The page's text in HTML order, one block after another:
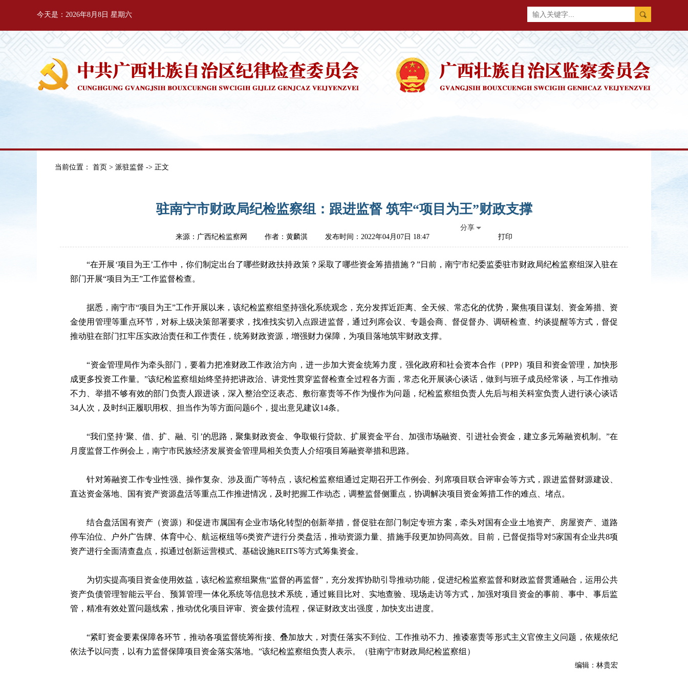
今天是：2026年8月8日 星期六
当前位置： 首页 > 派驻监督 -> 正文
驻南宁市财政局纪检监察组：跟进监督 筑牢“项目为王”财政支撑
来源：广西纪检监察网 作者：黄麟淇 发布时间：2022年04月07日 18:47
分享
打印
“在开展‘项目为王’工作中，你们制定出台了哪些财政扶持政策？采取了哪些资金筹措措施？”日前，南宁市纪委监委驻市财政局纪检监察组深入驻在
部门开展“项目为王”工作监督检查。
据悉，南宁市“项目为王”工作开展以来，该纪检监察组坚持强化系统观念，充分发挥近距离、全天候、常态化的优势，聚焦项目谋划、资金筹措、资
金使用管理等重点环节，对标上级决策部署要求，找准找实切入点跟进监督，通过列席会议、专题会商、督促督办、调研检查、约谈提醒等方式，督促
推动驻在部门扛牢压实政治责任和工作责任，统筹财政资源，增强财力保障，为项目落地筑牢财政支撑。
“资金管理局作为牵头部门，要着力把准财政工作政治方向，进一步加大资金统筹力度，强化政府和社会资本合作（PPP）项目和资金管理，加快形
成更多投资工作量。”该纪检监察组始终坚持把讲政治、讲党性贯穿监督检查全过程各方面，常态化开展谈心谈话，做到与班子成员经常谈，与工作推动
不力、举措不够有效的部门负责人跟进谈，深入整治空泛表态、敷衍塞责等不作为慢作为问题，纪检监察组负责人先后与相关科室负责人进行谈心谈话
34人次，及时纠正履职用权、担当作为等方面问题6个，提出意见建议14条。
“我们坚持‘聚、借、扩、融、引’的思路，聚集财政资金、争取银行贷款、扩展资金平台、加强市场融资、引进社会资金，建立多元筹融资机制。”在
月度监督工作例会上，南宁市民族经济发展资金管理局相关负责人介绍项目筹融资举措和思路。
针对筹融资工作专业性强、操作复杂、涉及面广等特点，该纪检监察组通过定期召开工作例会、列席项目联合评审会等方式，跟进监督财源建设、
直达资金落地、国有资产资源盘活等重点工作推进情况，及时把握工作动态，调整监督侧重点，协调解决项目资金筹措工作的难点、堵点。
结合盘活国有资产（资源）和促进市属国有企业市场化转型的创新举措，督促驻在部门制定专班方案，牵头对国有企业土地资产、房屋资产、道路
停车泊位、户外广告牌、体育中心、航运枢纽等6类资产进行分类盘活，推动资源力量、措施手段更加协同高效。目前，已督促指导对5家国有企业共8项
资产进行全面清查盘点，拟通过创新运营模式、基础设施REITS等方式筹集资金。
为切实提高项目资金使用效益，该纪检监察组聚焦“监督的再监督”，充分发挥协助引导推动功能，促进纪检监察监督和财政监督贯通融合，运用公共
资产负债管理智能云平台、预算管理一体化系统等信息技术系统，通过账目比对、实地查验、现场走访等方式，加强对项目资金的事前、事中、事后监
管，精准有效处置问题线索，推动优化项目评审、资金拨付流程，保证财政支出强度，加快支出进度。
“紧盯资金要素保障各环节，推动各项监督统筹衔接、叠加放大，对责任落实不到位、工作推动不力、推诿塞责等形式主义官僚主义问题，依规依纪
依法予以问责，以有力监督保障项目资金落实落地。”该纪检监察组负责人表示。（驻南宁市财政局纪检监察组）
编辑：林贵宏